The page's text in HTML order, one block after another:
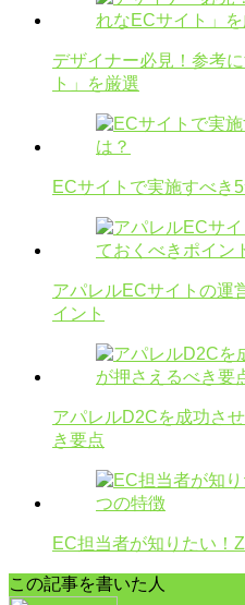
デザイナー必見！参考
ト」を厳選
ECサイトで実施すべき
アパレルECサイトの運
イント
アパレルD2Cを成功さ
き要点
EC担当者が知りたい！
この記事を書いた人